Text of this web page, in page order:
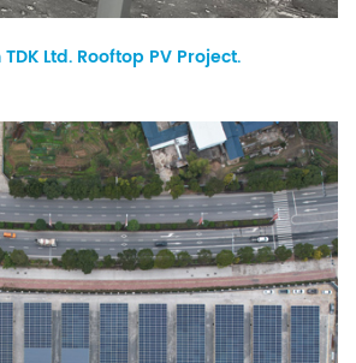
Ltd. Rooftop PV Project.